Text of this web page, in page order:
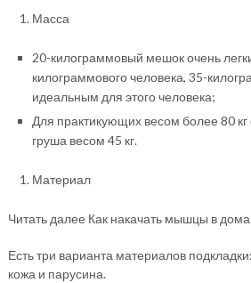
Масса
20-килограммовый мешок очень
килограммового человека, 35-
идеальным для этого человека;
Для практикующих весом более 80 кг
груша весом 45 кг.
Материал
Читать далее Как накачать мышцы в
Есть три варианта материалов
кожа и парусина.